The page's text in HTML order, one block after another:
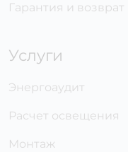
Гарантия и возврат
Услуги
Энергоаудит
Расчет освещения
Монтаж